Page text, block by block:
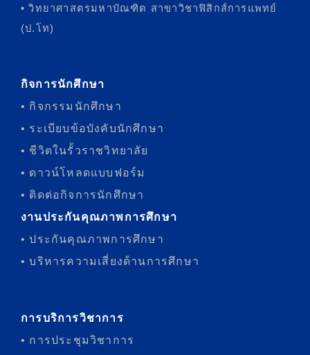
• วิทยาศาสตรมหาบัณฑิต สาขาวิชาฟิสิกส์การแพทย์
(ป.โท)
กิจการนักศึกษา
• กิจกรรมนักศึกษา
• ระเบียบข้อบังคับนักศึกษา
• ชีวิตในรั้วราชวิทยาลัย
• ดาวน์โหลดแบบฟอร์ม
• ติดต่อกิจการนักศึกษา
งานประกันคุณภาพการศึกษา
• ประกันคุณภาพการศึกษา
• บริหารความเสี่ยงด้านการศึกษา
การบริการวิชาการ
• การประชุมวิชาการ